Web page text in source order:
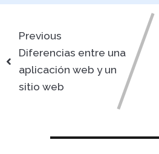
Previous
Diferencias entre una
aplicación web y un
sitio web